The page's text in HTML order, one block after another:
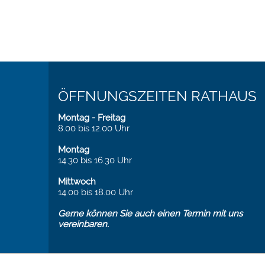
ÖFFNUNGSZEITEN RATHAUS
Montag - Freitag
8.00 bis 12.00 Uhr
Montag
14.30 bis 16.30 Uhr
Mittwoch
14.00 bis 18.00 Uhr
Gerne können Sie auch einen Termin mit uns
vereinbaren.